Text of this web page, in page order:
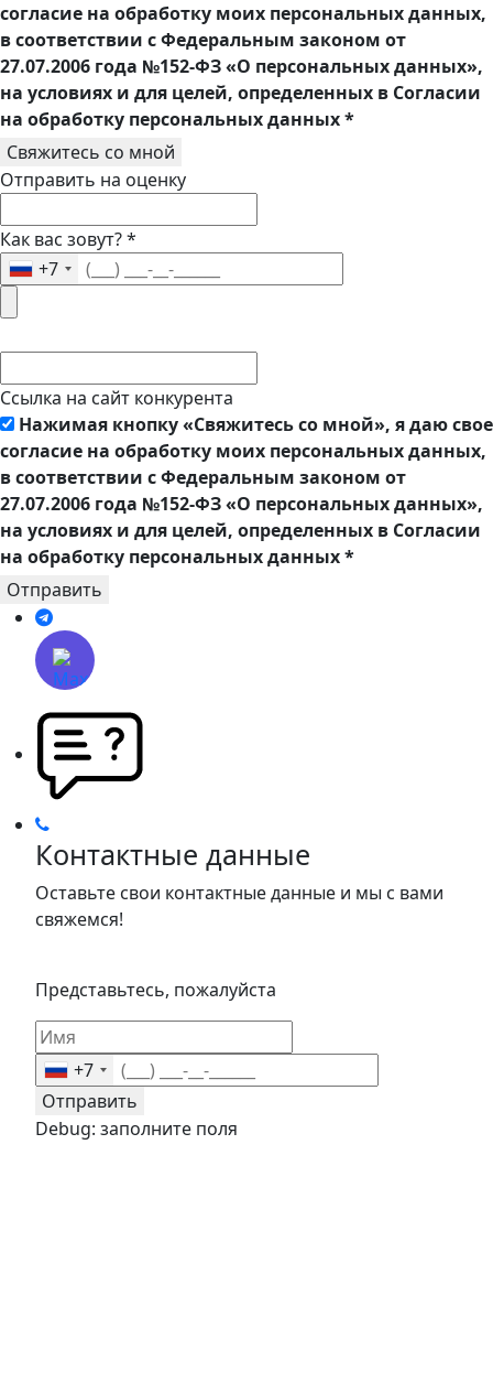
согласие на обработку моих персональных данных,
в соответствии с Федеральным законом от
27.07.2006 года №152-ФЗ «О персональных данных»,
на условиях и для целей, определенных в Согласии
на обработку персональных данных*
Свяжитесь со мной
Отправить на оценку
Как вас зовут?*
+7
Ссылка на сайт конкурента
Нажимая кнопку «Свяжитесь со мной», я даю свое
согласие на обработку моих персональных данных,
в соответствии с Федеральным законом от
27.07.2006 года №152-ФЗ «О персональных данных»,
на условиях и для целей, определенных в Согласии
на обработку персональных данных*
Отправить
Контактные данные
Оставьте свои контактные данные и мы с вами
свяжемся!
Представьтесь, пожалуйста
+7
Отправить
Debug: заполните поля